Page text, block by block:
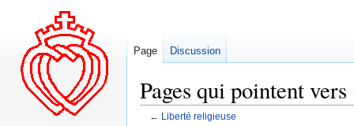
Pages qui pointent
← Liberté religieuse
Page Discussion